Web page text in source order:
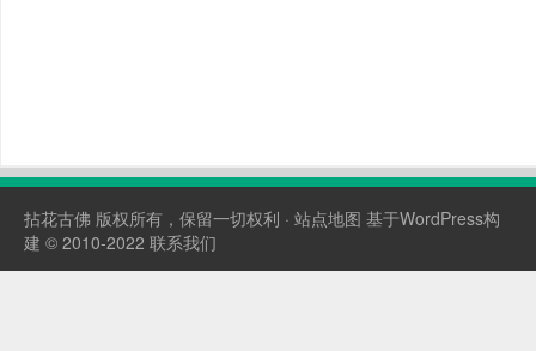
拈花古佛 版权所有，保留一切权利 · 站点地图 基于WordPress构
建 © 2010-2022 联系我们